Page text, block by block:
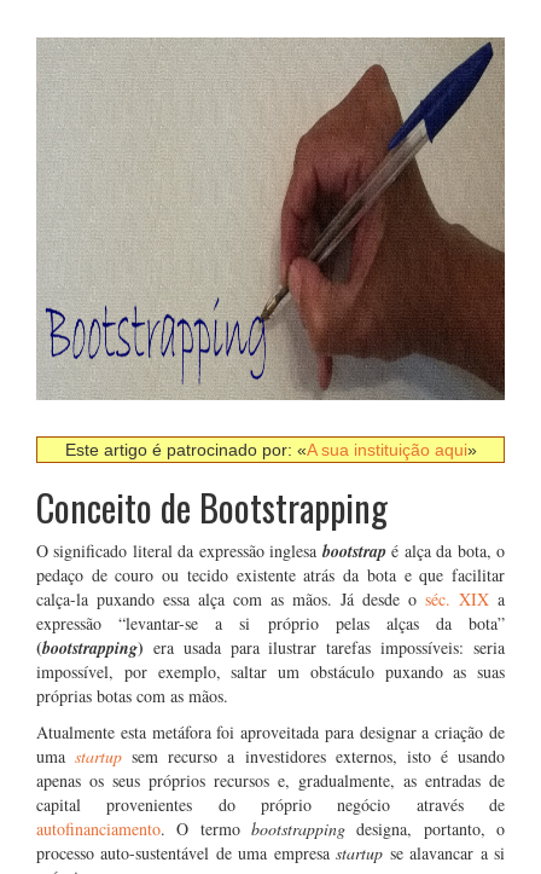
Este artigo é patrocinado por: «A sua instituição aqui»
Conceito de Bootstrapping
O significado literal da expressão inglesa bootstrapé alça da bota, o
pedaço de couro ou tecido existente atrás da bota e que facilitar
calça-la puxando essa alça com as mãos. Já desde o séc. XIX a
expressão “levantar-se a si próprio pelas alças da bota”
(bootstrapping) era usada para ilustrar tarefas impossíveis: seria
impossível, por exemplo, saltar um obstáculo puxando as suas
próprias botas com as mãos.
Atualmente esta metáfora foi aproveitada para designar a criação de
umastartup sem recurso a investidores externos, isto é usando
apenas os seus próprios recursos e, gradualmente, as entradas de
capital provenientes do próprio negócio através de
autofinanciamento. O termo bootstrapping designa, portanto, o
processo auto-sustentável de uma empresastartup se alavancar a si